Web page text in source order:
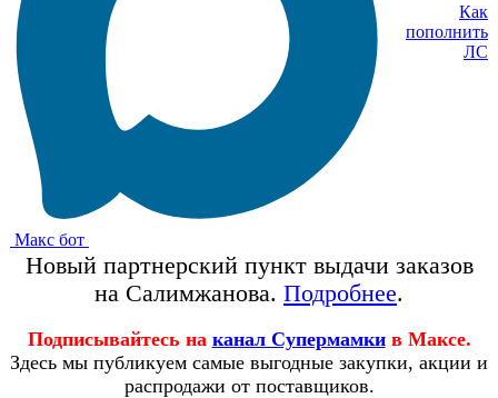
Макс бот
Как
пополнить
ЛС
Новый партнерский пункт выдачи заказов
на Салимжанова. Подробнее.
Подписывайтесь на канал Супермамки в Максе.
Здесь мы публикуем самые выгодные закупки, акции и
распродажи от поставщиков.